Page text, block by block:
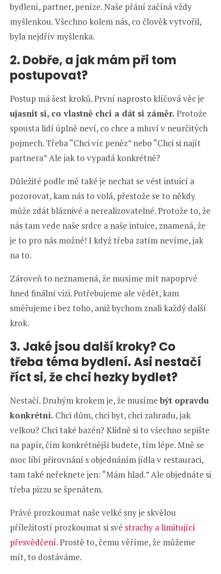
bydlení, partner, peníze. Naše přání začíná vždy
myšlenkou. Všechno kolem nás, co člověk vytvořil,
byla nejdřív myšlenka.
2. Dobře, a jak mám při tom
postupovat?
Postup má šest kroků. První naprosto klíčová věc je
ujasnit si, co vlastně chci a dát si záměr. Protože
spousta lidí úplně neví, co chce a mluví v neurčitých
pojmech. Třeba “Chci víc peněz” nebo “Chci si najít
partnera” Ale jak to vypadá konkrétně?
Důležité podle mě také je nechat se vést intuicí a
pozorovat, kam nás to volá, přestože se to někdy
může zdát bláznivé a nerealizovatelné. Protože to, že
nás tam vede naše srdce a naše intuice, znamená, že
je to pro nás možné! I když třeba zatím nevíme, jak
na to.
Zároveň to neznamená, že musíme mít napoprvé
hned finální vizi. Potřebujeme ale vědět, kam
směřujeme i bez toho, aniž bychom znali každý další
krok.
3. Jaké jsou další kroky? Co
třeba téma bydlení. Asi nestačí
říct si, že chci hezky bydlet?
Nestačí. Druhým krokem je, že musíme být opravdu
konkrétní. Chci dům, chci byt, chci zahradu, jak
velkou? Chci také bazén? Klidně si to všechno sepište
na papír, čím konkrétnější budete, tím lépe. Mně se
moc líbí přirovnání s objednáním jídla v restauraci,
tam také neřeknete jen: “Mám hlad.” Ale objednáte si
třeba pizzu se špenátem.
Právě prozkoumat naše velké sny je skvělou
příležitostí prozkoumat si své strachy a limitující
přesvědčení. Prostě to, čemu věříme, že můžeme
mít, to dostáváme.